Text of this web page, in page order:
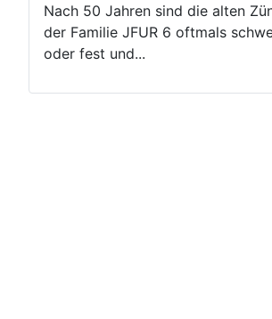
Nach 50 Jahren sind die alten
der Familie JFUR 6 oftmals
oder fest und...